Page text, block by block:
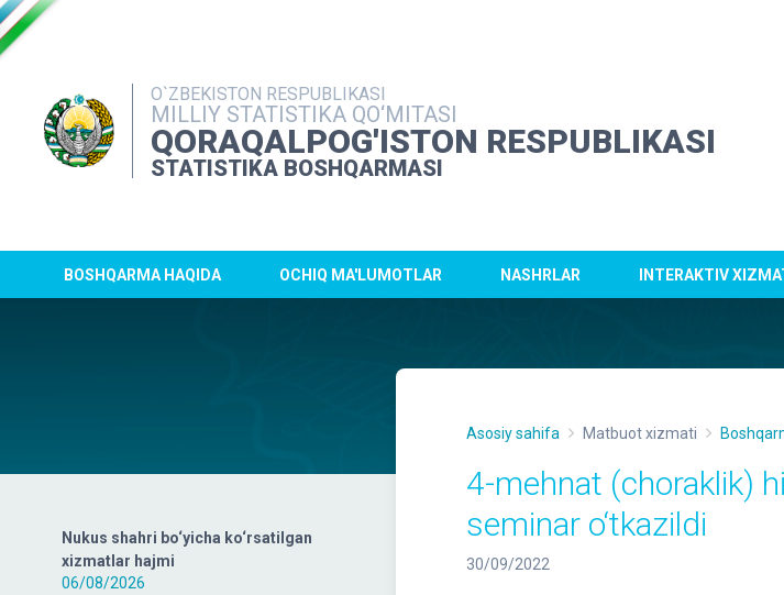
O`ZBEKISTON RESPUBLIKASI
MILLIY STATISTIKA QO‘MITASI
QORAQALPOG'ISTON RESPUBLIKASI
STATISTIKA BOSHQARMASI
BOSHQARMA HAQIDA OCHIQ MA'LUMOTLAR NASHRLAR INTERAKTIV
Nukus shahri bo‘yicha ko‘rsatilgan
xizmatlar hajmi
06/08/2026
Asosiy sahifa Matbuot xizmati
4-mehnat (choraklik)
seminar o‘tkazildi
30/09/2022